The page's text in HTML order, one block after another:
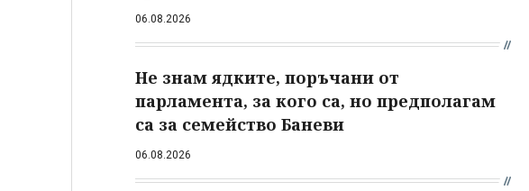
06.08.2026
Не знам ядките, поръчани от
парламента, за кого са, но предполагам
са за семейство Баневи
06.08.2026